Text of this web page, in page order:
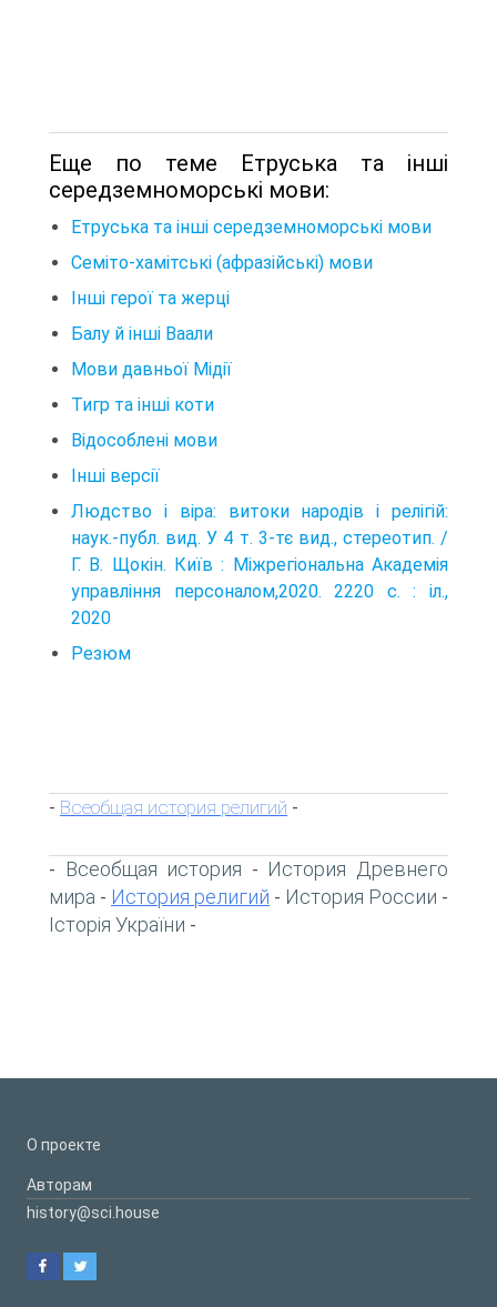
Еще по теме Етруська та інші
середземноморські мови:
Етруська та інші середземноморські мови
Семіто-хамітські (афразійські) мови
Інші герої та жерці
Балу й інші Ваали
Мови давньої Мідії
Тигр та інші коти
Відособлені мови
Інші версії
Людство і віра: витоки народів і релігій:
наук.-публ. вид. У 4 т. 3-тє вид., стереотип. /
Г. В. Щокін. Київ : Міжрегіональна Академія
управління персоналом,2020. 2220 с. : іл.,
2020
Резюм
- Всеобщая история религий -
- Всеобщая история - История Древнего
мира - История религий - История России -
Історія України -
О проекте
Авторам
history@sci.house